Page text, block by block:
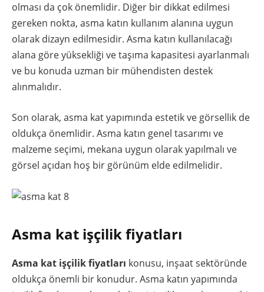
olması da çok önemlidir. Diğer bir dikkat edilmesi
gereken nokta, asma katın kullanım alanına uygun
olarak dizayn edilmesidir. Asma katın kullanılacağı
alana göre yüksekliği ve taşıma kapasitesi ayarlanmalı
ve bu konuda uzman bir mühendisten destek
alınmalıdır.
Son olarak, asma kat yapımında estetik ve görsellik de
oldukça önemlidir. Asma katın genel tasarımı ve
malzeme seçimi, mekana uygun olarak yapılmalı ve
görsel açıdan hoş bir görünüm elde edilmelidir.
Asma kat işçilik fiyatları
Asma kat işçilik fiyatları konusu, inşaat sektöründe
oldukça önemli bir konudur. Asma katın yapımında